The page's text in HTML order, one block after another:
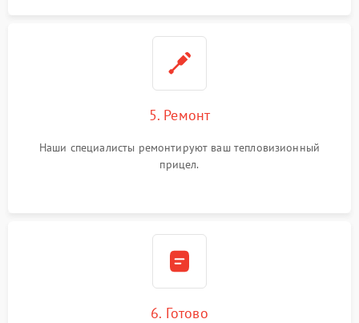
5. Ремонт
Наши специалисты ремонтируют ваш тепловизионный
прицел.
6. Готово